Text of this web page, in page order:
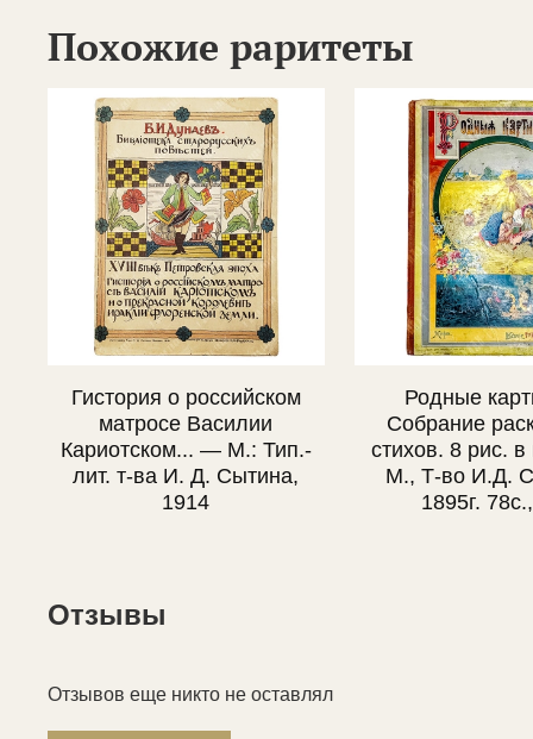
Похожие раритеты
Гистория о российском
матросе Василии
Кариотском... — М.: Тип.-
лит. т-ва И. Д. Сытина,
1914
Родные
Собрание
стихов. 8 рис. в
М., Т-во И.Д.
1895г.
Отзывы
Отзывов еще никто не оставлял